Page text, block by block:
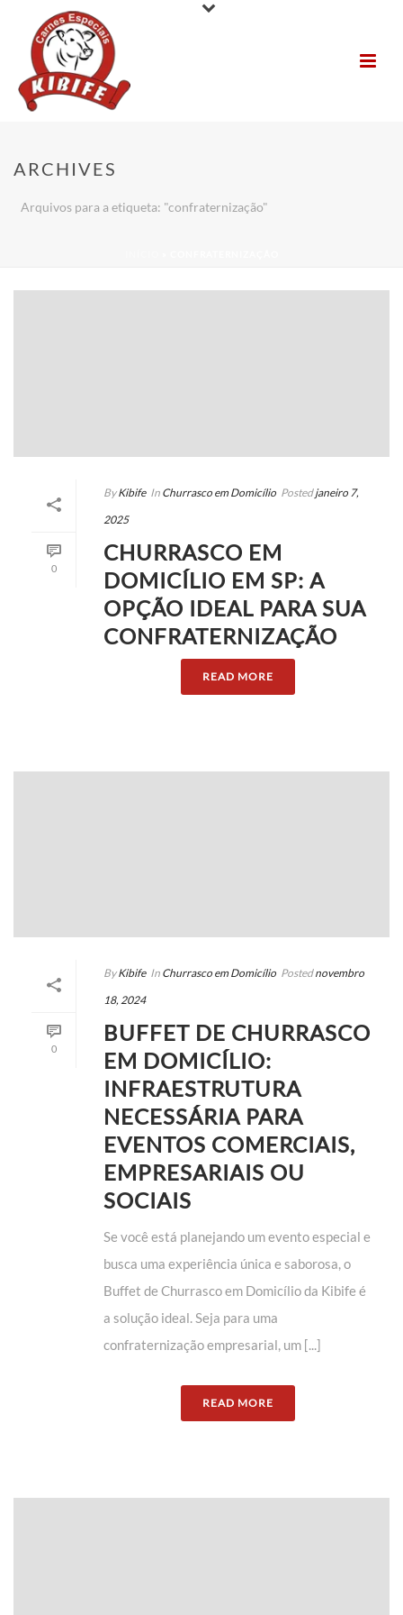
ARCHIVES
Arquivos para a etiqueta: "confraternização"
0
By Kibife In Churrasco em Domicílio Posted janeiro 7,
2025
CHURRASCO EM
DOMICÍLIO EM SP: A
OPÇÃO IDEAL PARA SUA
CONFRATERNIZAÇÃO
READ MORE
0
By Kibife In Churrasco em Domicílio Posted novembro
18, 2024
BUFFET DE CHURRASCO
EM DOMICÍLIO:
INFRAESTRUTURA
NECESSÁRIA PARA
EVENTOS COMERCIAIS,
EMPRESARIAIS OU
SOCIAIS
Se você está planejando um evento especial e
busca uma experiência única e saborosa, o
Buffet de Churrasco em Domicílio da Kibife é
a solução ideal. Seja para uma
confraternização empresarial, um [...]
READ MORE